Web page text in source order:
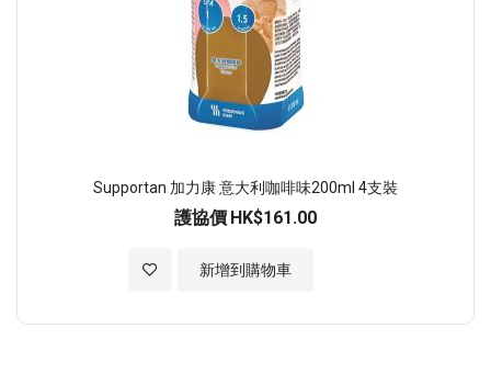
Supportan 加力康 意大利咖啡味200ml 4支裝
護協價 HK$161.00
新增到購物車
加入至願望清單